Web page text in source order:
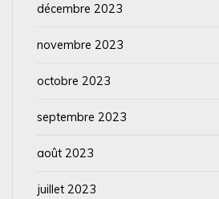
décembre 2023
novembre 2023
octobre 2023
septembre 2023
août 2023
juillet 2023